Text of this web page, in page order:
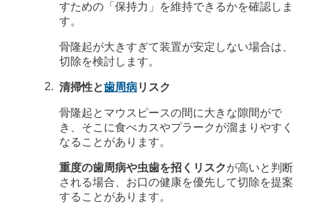
すための「保持力」を維持できるかを確認しま
す。
骨隆起が大きすぎて装置が安定しない場合は、
切除を検討します。
清掃性と歯周病リスク
骨隆起とマウスピースの間に大きな隙間がで
き、そこに食べカスやプラークが溜まりやすく
なることがあります。
重度の歯周病や虫歯を招くリスクが高いと判断
される場合、お口の健康を優先して切除を提案
することがあります。